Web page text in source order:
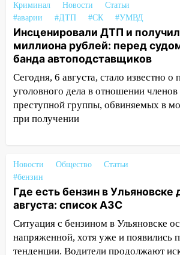
областью
09:41 Диана Шурыгина
Бога в СИЗО
09:35 В Ульяновске
будут судить за неуплату
млн рублей
08:22 Подросток на питбайке
велосипедистку: пострадали
знойный и сухой четверг
06:00
Под Ульяновском при
пострадал 38-летний
иномарки
05:00 «Каждая пятая
второй мужчина в мире
Криминал Новости
Статьи
#аварии
#ДТП #СК #УМВД
Инсценировали ДТП и
миллиона рублей: перед
банда автоподставщиков
Сегодня, 6 августа, стало известно о
уголовного дела в отношении
преступной группы, обвиняемых в
при получении
Новости Общество
Статьи
#бензин
Где есть бензин в Ульяновске
августа: список АЗС
Ситуация с бензином в Ульяновске
напряженной, хотя уже и появились
тенденции. Водители продолжают